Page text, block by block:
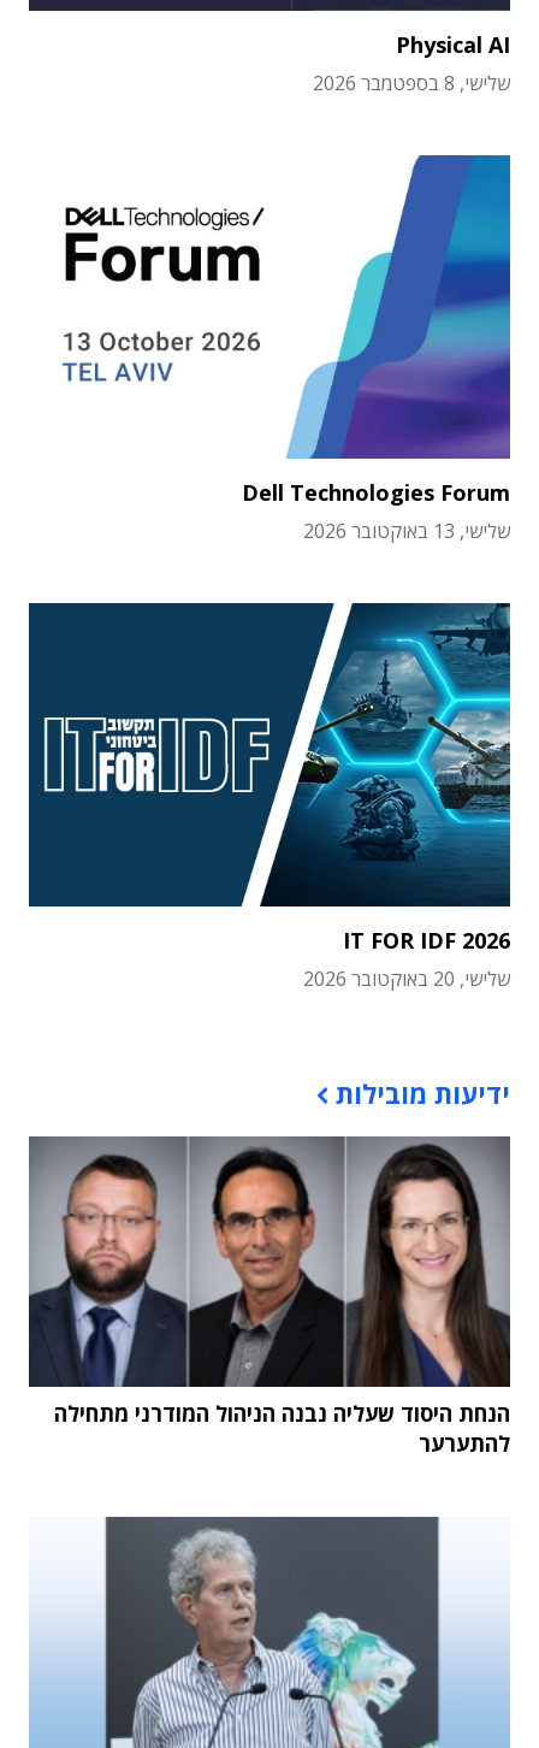
Physical AI
שלישי, 8 בספטמבר 2026
Dell Technologies Forum
שלישי, 13 באוקטובר 2026
IT FOR IDF 2026
שלישי, 20 באוקטובר 2026
ידיעות מובילות
הנחת היסוד שעליה נבנה הניהול המודרני מתחילה
להתערער